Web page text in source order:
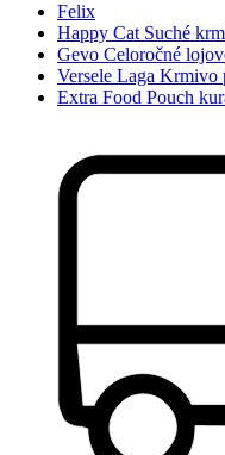
Felix
Happy Cat Suché
Gevo Celoročné
Versele Laga Krmivo
Extra Food Pouch